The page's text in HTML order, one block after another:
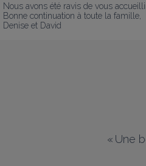
Nous avons été ravis de vous
Bonne continuation à toute la famille,
Denise et David
« Une